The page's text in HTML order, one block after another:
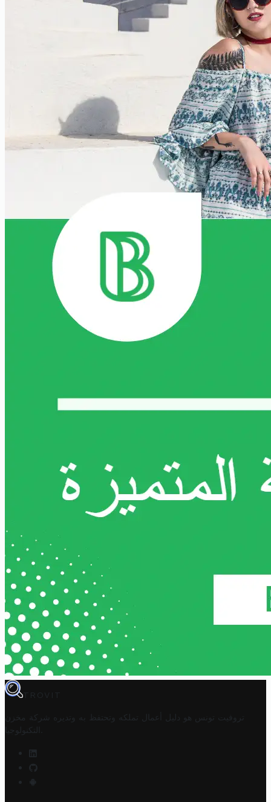
TROVIT
تروفيت تونس هو دليل أعمال تملكه وتحتفظ به وتديره
شركة مخزن
التكنولوجيا